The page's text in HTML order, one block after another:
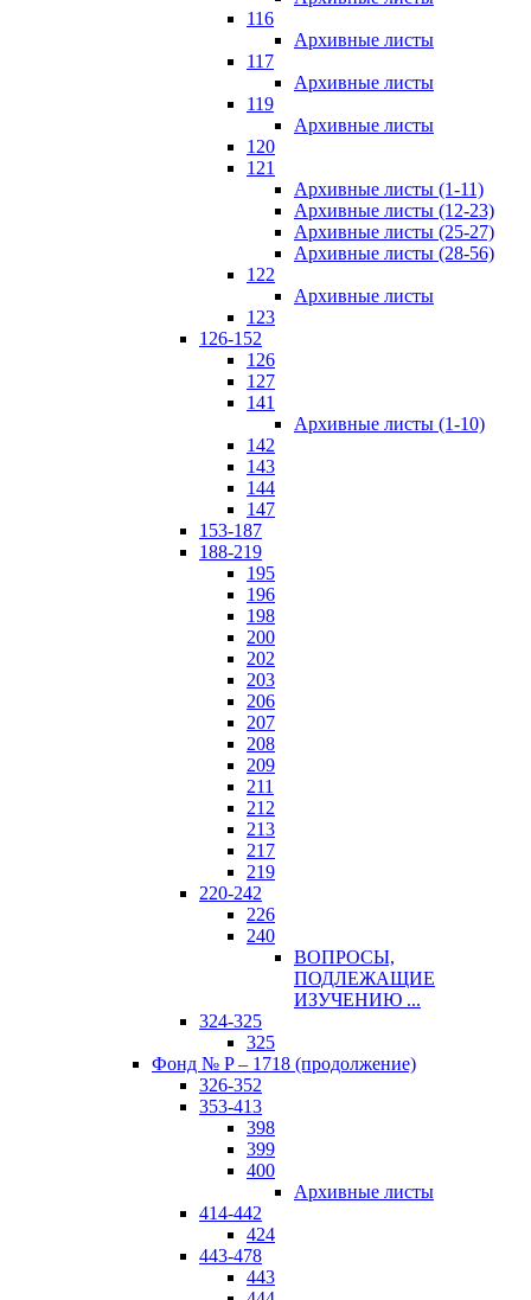
116
Архивные листы
117
Архивные листы
119
Архивные листы
120
121
Архивные листы (1-11)
Архивные листы (12-23)
Архивные листы (25-27)
Архивные листы (28-56)
122
Архивные листы
123
126-152
126
127
141
Архивные листы (1-10)
142
143
144
147
153-187
188-219
195
196
198
200
202
203
206
207
208
209
211
212
213
217
219
220-242
226
240
ВОПРОСЫ,
ПОДЛЕЖАЩИЕ
ИЗУЧЕНИЮ ...
324-325
325
Фонд № P – 1718 (продолжение)
326-352
353-413
398
399
400
Архивные листы
414-442
424
443-478
443